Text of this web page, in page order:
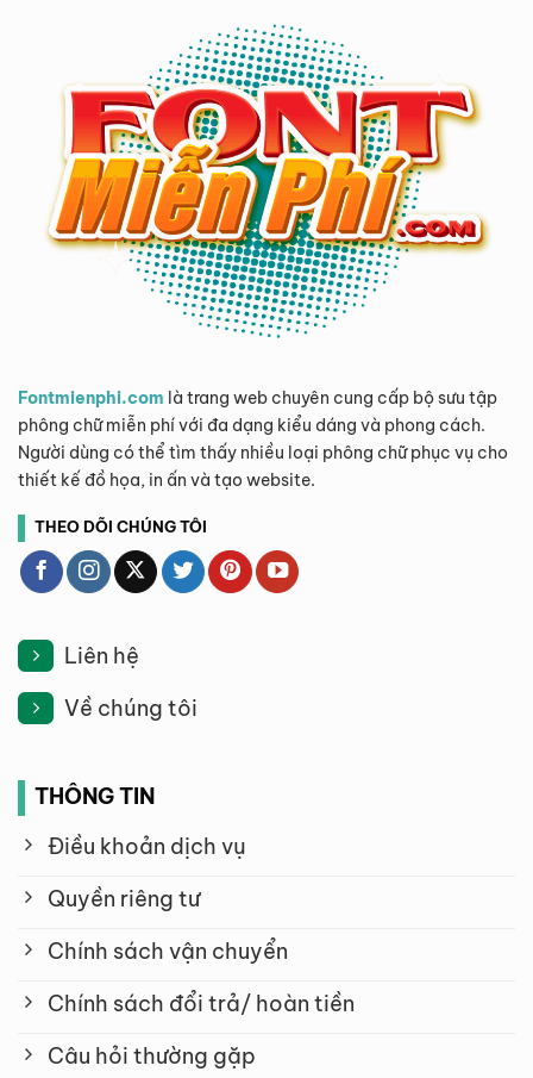
Fontmienphi.com là trang web chuyên cung cấp bộ sưu tập
phông chữ miễn phí với đa dạng kiểu dáng và phong cách.
Người dùng có thể tìm thấy nhiều loại phông chữ phục vụ cho
thiết kế đồ họa, in ấn và tạo website.
THEO DÕI CHÚNG TÔI
Liên hệ
Về chúng tôi
THÔNG TIN
Điều khoản dịch vụ
Quyền riêng tư
Chính sách vận chuyển
Chính sách đổi trả/ hoàn tiền
Câu hỏi thường gặp